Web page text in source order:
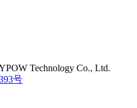
Technology Co., Ltd.
号